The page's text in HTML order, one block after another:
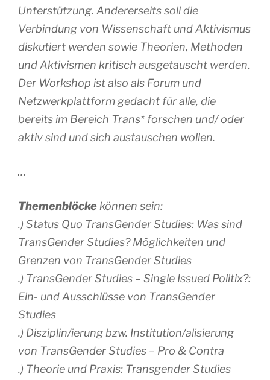
Unterstützung. Andererseits soll die
Verbindung von Wissenschaft und Aktivismus
diskutiert werden sowie Theorien, Methoden
und Aktivismen kritisch ausgetauscht werden.
Der Workshop ist also als Forum und
Netzwerkplattform gedacht für alle, die
bereits im Bereich Trans* forschen und/ oder
aktiv sind und sich austauschen wollen.
…
Themenblöckekönnen sein:
.) Status Quo TransGender Studies: Was sind
TransGender Studies? Möglichkeiten und
Grenzen von TransGender Studies
.) TransGender Studies – Single Issued Politix?:
Ein- und Ausschlüsse von TransGender
Studies
.) Disziplin/ierung bzw. Institution/alisierung
von TransGender Studies – Pro & Contra
.) Theorie und Praxis: Transgender Studies